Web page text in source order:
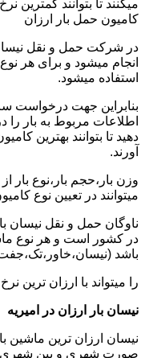
میکنند تا بتوانند کمترین
کامیون حمل بار ارزان
در شرکت حمل و نقل
انجام میشود و برای هر
استفاده میشود.
بنابراین جهت درخواست
اطلاعات مربوط به بار را
دهید تا بتوانند بهترین
آورند.
وزن بار،حجم بار،نوع بار
میتوانند در تعیین نوع
ناوگان حمل و نقل نیسان
در کشور است و هر نوع
باشد
را میتواند با ارزان ترین
نیسان بار ارزان در امیریه
نیسان ارزان ترین ماشین
صورت شهری و بین شهری